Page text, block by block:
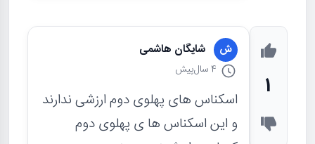
1
ش شایگان هاشمی
4 سال پیش
اسکناس های پهلوی دوم ارزشی ندارند
و این اسکناس ها ی پهلوی دوم